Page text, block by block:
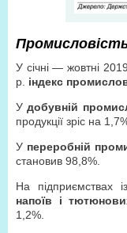
У січні — жовтні
р. індекс
Удобувній
продукції зріс на
У переробній
становив 98,8%.
На підприємствах
напоїв і
1,2%.